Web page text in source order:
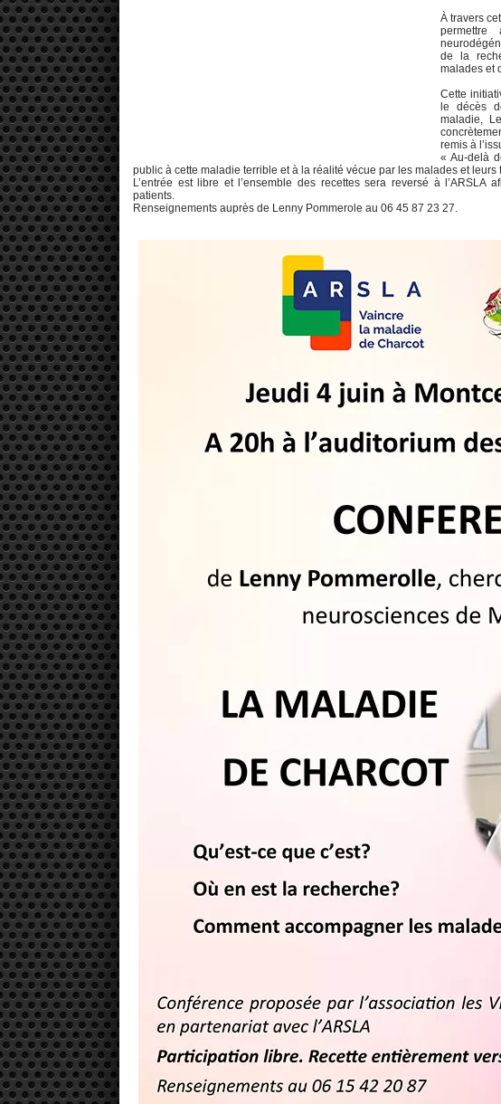
À travers
de la
malades et
Cette
le décès
maladie,
remis à
« Au-delà
public à cette maladie terrible et à la réalité vécue par les malades et
L’entrée est libre et l’ensemble des recettes sera reversé à l’ARSLA
patients.
Renseignements auprès de Lenny Pommerole au 06 45 87 23 27.